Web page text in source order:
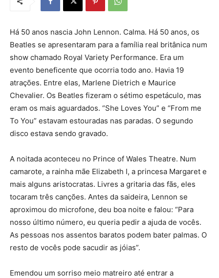
Há 50 anos nascia John Lennon. Calma. Há 50 anos, os
Beatles se apresentaram para a família real britânica num
show chamado Royal Variety Performance. Era um
evento beneficente que ocorria todo ano. Havia 19
atrações. Entre elas, Marlene Dietrich e Maurice
Chevalier. Os Beatles fizeram o sétimo espetáculo, mas
eram os mais aguardados. “She Loves You” e “From me
To You” estavam estouradas nas paradas. O segundo
disco estava sendo gravado.
A noitada aconteceu no Prince of Wales Theatre. Num
camarote, a rainha mãe Elizabeth I, a princesa Margaret e
mais alguns aristocratas. Livres a gritaria das fãs, eles
tocaram três canções. Antes da saideira, Lennon se
aproximou do microfone, deu boa noite e falou: “Para
nosso último número, eu queria pedir a ajuda de vocês.
As pessoas nos assentos baratos podem bater palmas. O
resto de vocês pode sacudir as jóias”.
Emendou um sorriso meio matreiro até entrar a